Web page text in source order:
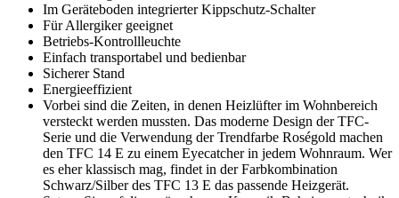
Im Geräteboden integrierter Kippschutz-Schalter
Für Allergiker geeignet
Betriebs-Kontrollleuchte
Einfach transportabel und bedienbar
Sicherer Stand
Energieeffizient
Vorbei sind die Zeiten, in denen Heizlüfter im Wohnbereich
versteckt werden mussten. Das moderne Design der TFC-
Serie und die Verwendung der Trendfarbe Roségold machen
den TFC 14 E zu einem Eyecatcher in jedem Wohnraum. Wer
es eher klassisch mag, findet in der Farbkombination
Schwarz/Silber des TFC 13 E das passende Heizgerät.